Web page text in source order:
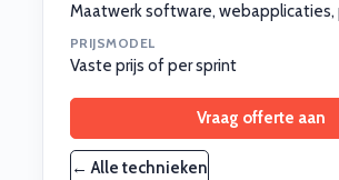
Maatwerk software,
PRIJSMODEL
Vaste prijs of per sprint
Vraag offerte aan
← Alle technieken